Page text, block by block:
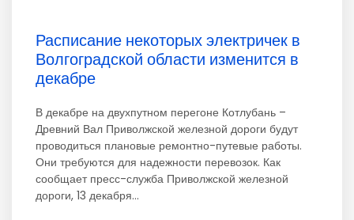
Расписание некоторых электричек в
Волгоградской области изменится в
декабре
В декабре на двухпутном перегоне Котлубань –
Древний Вал Приволжской железной дороги будут
проводиться плановые ремонтно-путевые работы.
Они требуются для надежности перевозок. Как
сообщает пресс-служба Приволжской железной
дороги, 13 декабря...